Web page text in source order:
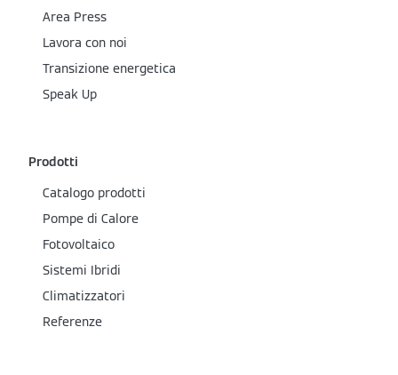
Area Press
Lavora con noi
Transizione energetica
Speak Up
Prodotti
Catalogo prodotti
Pompe di Calore
Fotovoltaico
Sistemi Ibridi
Climatizzatori
Referenze